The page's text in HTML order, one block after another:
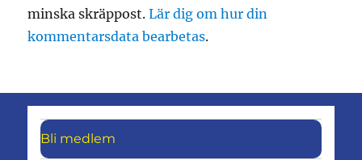
minska skräppost.Lär dig om hur din
kommentarsdata bearbetas.
Bli medlem